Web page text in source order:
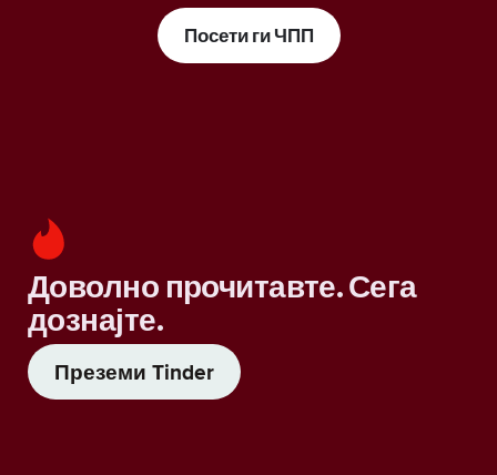
Посети ги ЧПП
Доволно прочитавте. Сега
дознајте.
Преземи Tinder